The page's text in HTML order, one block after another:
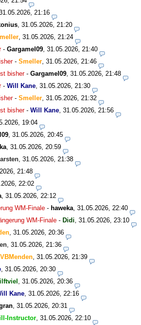
21:16
31.05.2026, 21:20
31.05.2026, 21:24
- Gargamel09 31.05.2026, 21:40
- Smeller 31.05.2026, 21:46
bisher- Gargamel09 31.05.2026, 21:48
- Will Kane 31.05.2026, 21:30
- Smeller 31.05.2026, 21:32
bisher- Will Kane 31.05.2026, 21:56
19:04
31.05.2026, 20:45
31.05.2026, 20:59
31.05.2026, 21:38
21:48
22:02
31.05.2026, 22:12
WM-Finale - haweka 31.05.2026, 22:40
WM-Finale - Didi 31.05.2026, 23:10
31.05.2026, 20:36
31.05.2026, 21:36
31.05.2026, 21:39
31.05.2026, 20:30
31.05.2026, 20:36
Kane 31.05.2026, 22:16
31.05.2026, 20:31
Instructor 31.05.2026, 22:10